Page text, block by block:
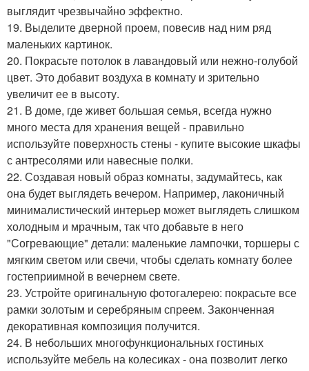
выглядит чрезвычайно эффектно.
19. Выделите дверной проем, повесив над ним ряд
маленьких картинок.
20. Покрасьте потолок в лавандовый или нежно-голубой
цвет. Это добавит воздуха в комнату и зрительно
увеличит ее в высоту.
21. В доме, где живет большая семья, всегда нужно
много места для хранения вещей - правильно
используйте поверхность стены - купите высокие шкафы
с антресолями или навесные полки.
22. Создавая новый образ комнаты, задумайтесь, как
она будет выглядеть вечером. Например, лаконичный
минималистический интерьер может выглядеть слишком
холодным и мрачным, так что добавьте в него
"Согревающие" детали: маленькие лампочки, торшеры с
мягким светом или свечи, чтобы сделать комнату более
гостеприимной в вечернем свете.
23. Устройте оригинальную фотогалерею: покрасьте все
рамки золотым и серебряным спреем. Законченная
декоративная композиция получится.
24. В небольших многофункциональных гостиных
используйте мебель на колесиках - она позволит легко